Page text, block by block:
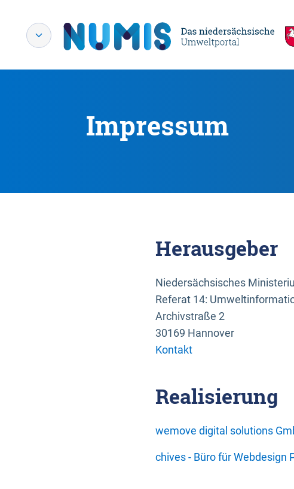
Impressum
Herausgeber
Niedersächsisches
Referat 14:
Archivstraße 2
30169 Hannover
Kontakt
Realisierung
wemove digital solutions
chives - Büro für Webdesign